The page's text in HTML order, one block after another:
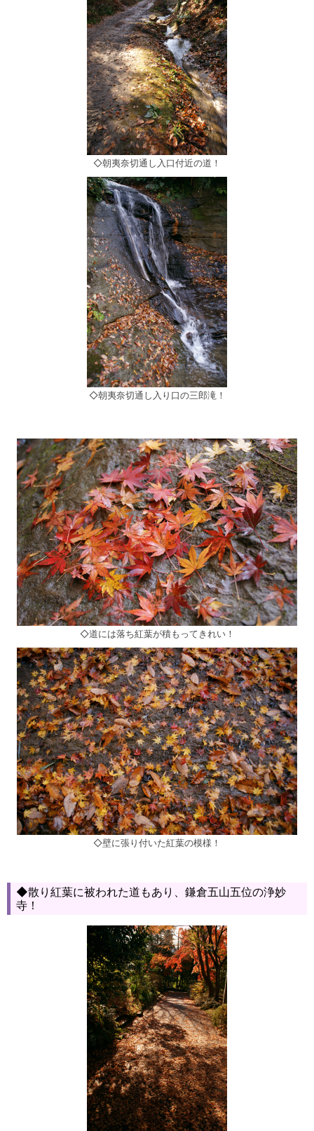
◇朝夷奈切通し入口付近の道！
◇朝夷奈切通し入り口の三郎滝！
◇道には落ち紅葉が積もってきれい！
◇壁に張り付いた紅葉の模様！
◆散り紅葉に被われた道もあり、鎌倉五山五位の浄妙
寺！